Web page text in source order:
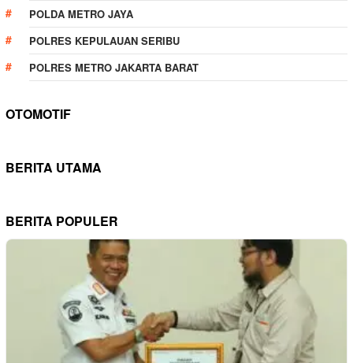
POLDA METRO JAYA
POLRES KEPULAUAN SERIBU
POLRES METRO JAKARTA BARAT
OTOMOTIF
BERITA UTAMA
BERITA POPULER